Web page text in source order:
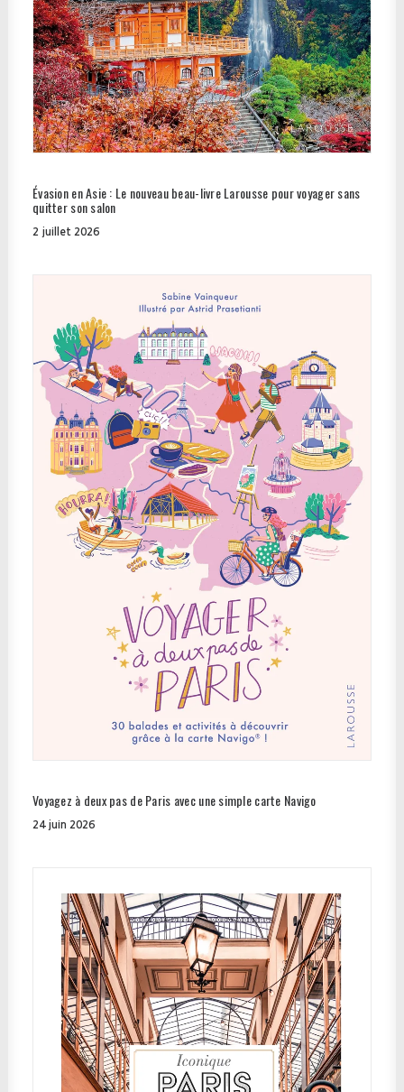
Évasion en Asie : Le nouveau beau-livre Larousse pour voyager sans
quitter son salon
2 juillet 2026
Voyagez à deux pas de Paris avec une simple carte Navigo
24 juin 2026